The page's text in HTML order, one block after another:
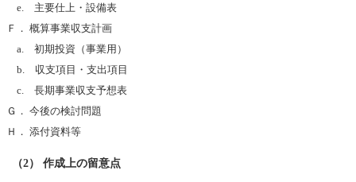
e. 主要仕上・設備表
Ｆ． 概算事業収支計画
a. 初期投資（事業用）
b. 収支項目・支出項目
c. 長期事業収支予想表
Ｇ． 今後の検討問題
Ｈ． 添付資料等
（2） 作成上の留意点